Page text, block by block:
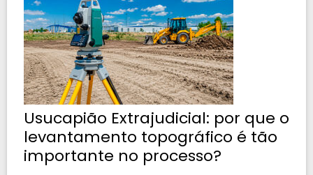
Usucapião Extrajudicial: por que o
levantamento topográfico é tão
importante no processo?